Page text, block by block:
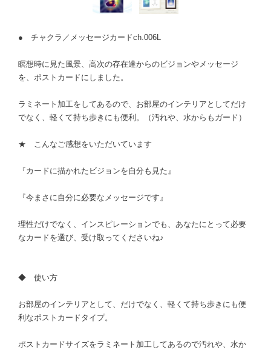
● チャクラ／メッセージカードch.006L
瞑想時に見た風景、高次の存在達からのビジョンやメッセージ
を、ポストカードにしました。
ラミネート加工をしてあるので、お部屋のインテリアとしてだけ
でなく、軽くて持ち歩きにも便利。（汚れや、水からもガード）
★ こんなご感想をいただいています
『カードに描かれたビジョンを自分も見た』
『今まさに自分に必要なメッセージです』
理性だけでなく、インスピレーションでも、あなたにとって必要
なカードを選び、受け取ってくださいね♪
◆ 使い方
お部屋のインテリアとして、だけでなく、軽くて持ち歩きにも便
利なポストカードタイプ。
ポストカードサイズをラミネート加工してあるので汚れや、水か